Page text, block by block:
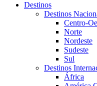
Destinos
Destinos
Centro-
Norte
Nordeste
Sudeste
Sul
Destinos
África